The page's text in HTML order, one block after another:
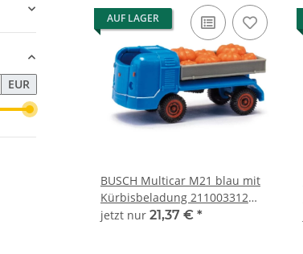
AUF LAGER
BUSCH Multicar M21 blau mit
Kürbisbeladung 211003312
Automodell 1:120
jetzt nur 21,37 € *
EUR